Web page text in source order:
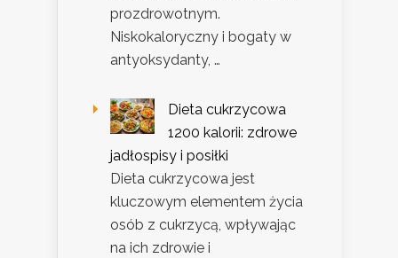
prozdrowotnym.
Niskokaloryczny i bogaty w
antyoksydanty, …
Dieta cukrzycowa
1200 kalorii: zdrowe
jadłospisy i posiłki
Dieta cukrzycowa jest
kluczowym elementem życia
osób z cukrzycą, wpływając
na ich zdrowie i